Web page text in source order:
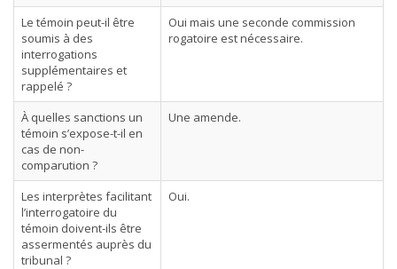
Le témoin peut-il être
soumis à des
interrogations
supplémentaires et
rappelé ?
Oui mais une seconde commission
rogatoire est nécessaire.
À quelles sanctions un
témoin s’expose-t-il en
cas de non-
comparution ?
Une amende.
Les interprètes facilitant
l’interrogatoire du
témoin doivent-ils être
assermentés auprès du
tribunal ?
Oui.